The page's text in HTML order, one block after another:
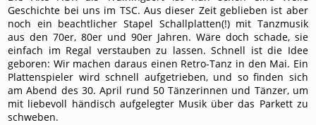
Geschichte bei uns im TSC. Aus dieser Zeit geblieben ist aber
noch ein beachtlicher Stapel Schallplatten(!) mit Tanzmusik
aus den 70er, 80er und 90er Jahren. Wäre doch schade, sie
einfach im Regal verstauben zu lassen. Schnell ist die Idee
geboren: Wir machen daraus einen Retro-Tanz in den Mai. Ein
Plattenspieler wird schnell aufgetrieben, und so finden sich
am Abend des 30. April rund 50 Tänzerinnen und Tänzer, um
mit liebevoll händisch aufgelegter Musik über das Parkett zu
schweben.